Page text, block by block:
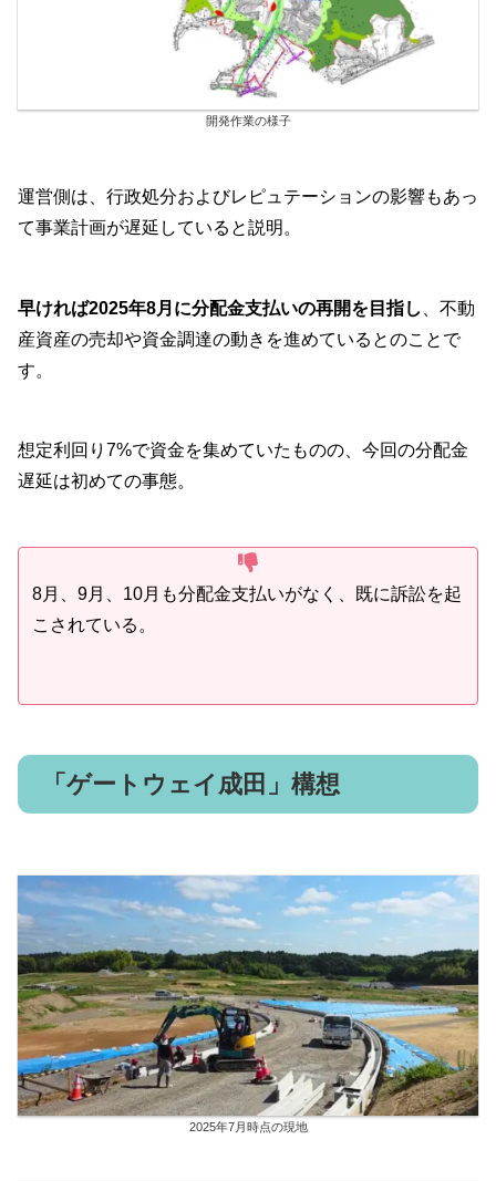
開発作業の様子
運営側は、行政処分およびレピュテーションの影響もあっ
て事業計画が遅延していると説明。
早ければ2025年8月に分配金支払いの再開を目指し
、不動
産資産の売却や資金調達の動きを進めているとのことで
す。
想定利回り7%で資金を集めていたものの、今回の分配金
遅延は初めての事態。
8月、9月、10月も分配金支払いがなく、既に訴訟を起
こされている。
「ゲートウェイ成田」構想
2025年7月時点の現地